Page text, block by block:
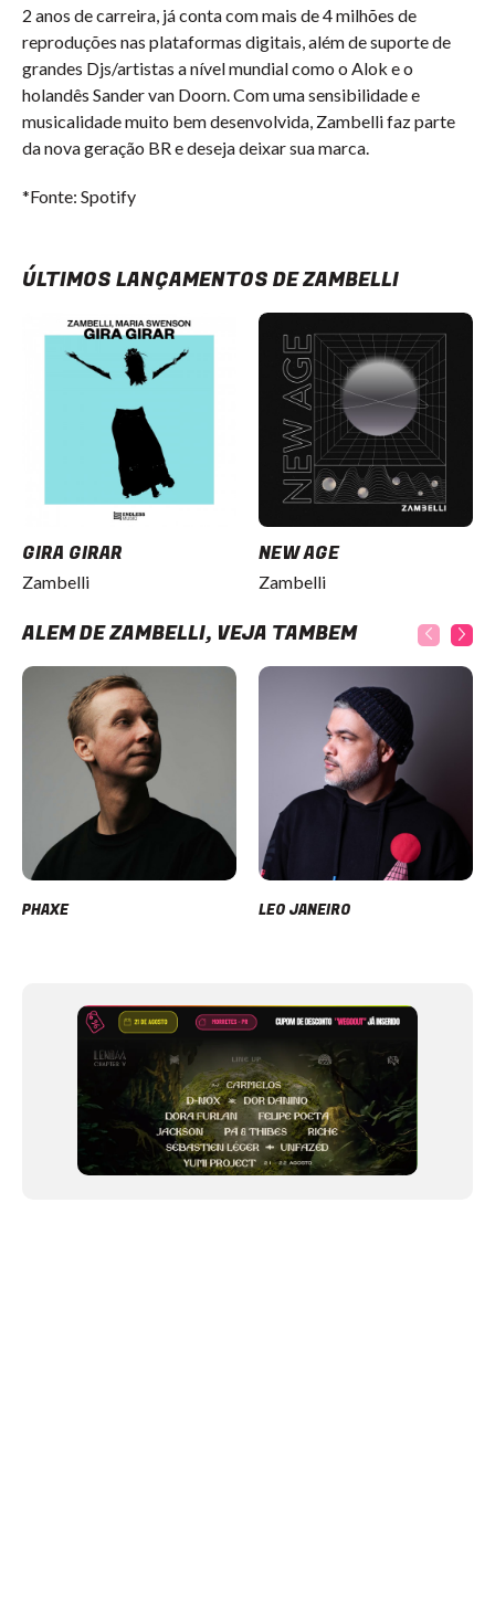
2 anos de carreira, já conta com mais de 4 milhões de
reproduções nas plataformas digitais, além de suporte de
grandes Djs/artistas a nível mundial como o Alok e o
holandês Sander van Doorn. Com uma sensibilidade e
musicalidade muito bem desenvolvida, Zambelli faz parte
da nova geração BR e deseja deixar sua marca.
*Fonte: Spotify
ÚLTIMOS LANÇAMENTOS DE ZAMBELLI
GIRA GIRAR
Zambelli
NEW AGE
Zambelli
ALÉM DE ZAMBELLI, VEJA TAMBÉM
PHAXE LEO JANEIRO